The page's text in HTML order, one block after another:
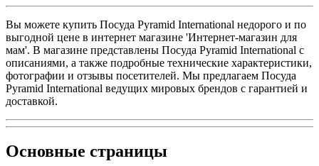
Вы можете купить Посуда Pyramid International недорого и по
выгодной цене в интернет магазине 'Интернет-магазин для
мам'. В магазине представлены Посуда Pyramid International с
описаниями, а также подробные технические характеристики,
фотографии и отзывы посетителей. Мы предлагаем Посуда
Pyramid International ведущих мировых брендов с гарантией и
доставкой.
Основные страницы